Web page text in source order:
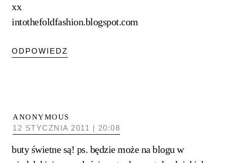
xx
intothefoldfashion.blogspot.com
ODPOWIEDZ
ANONYMOUS
12 STYCZNIA 2011 | 20:08
buty świetne są! ps. będzie może na blogu w